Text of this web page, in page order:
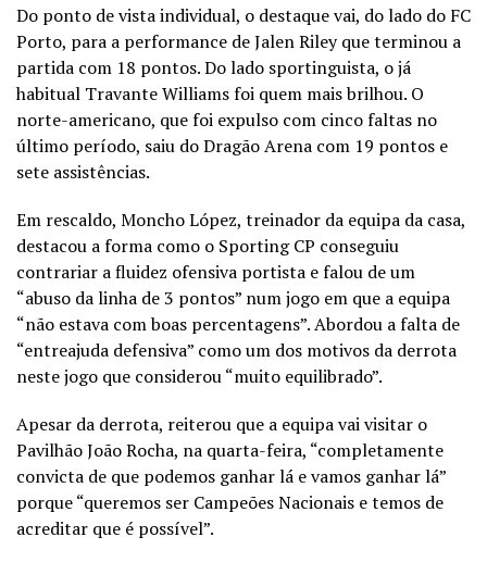
Do ponto de vista individual, o destaque vai, do lado do FC
Porto, para a performance de Jalen Riley que terminou a
partida com 18 pontos. Do lado sportinguista, o já
habitual Travante Williams foi quem mais brilhou. O
norte-americano, que foi expulso com cinco faltas no
último período, saiu do Dragão Arena com 19 pontos e
sete assistências.
Em rescaldo, Moncho López, treinador da equipa da casa,
destacou a forma como o Sporting CP conseguiu
contrariar a fluidez ofensiva portista e falou de um
“abuso da linha de 3 pontos” num jogo em que a equipa
“não estava com boas percentagens”. Abordou a falta de
“entreajuda defensiva” como um dos motivos da derrota
neste jogo que considerou “muito equilibrado”.
Apesar da derrota, reiterou que a equipa vai visitar o
Pavilhão João Rocha, na quarta-feira, “completamente
convicta de que podemos ganhar lá e vamos ganhar lá”
porque “queremos ser Campeões Nacionais e temos de
acreditar que é possível”.